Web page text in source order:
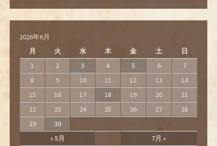
2026年6月
月
火 水 木 金 土 日
« 5月 7月 »
1 2 3 4 5 6
7
8
9 10 11 12 13
14
15
16 17 18 19 20
21
22
23 24 25 26 27
28
29
30